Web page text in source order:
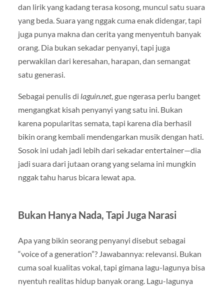
dan lirik yang kadang terasa kosong, muncul satu suara
yang beda. Suara yang nggak cuma enak didengar, tapi
juga punya makna dan cerita yang menyentuh banyak
orang. Dia bukan sekadar penyanyi, tapi juga
perwakilan dari keresahan, harapan, dan semangat
satu generasi.
Sebagai penulis di laguin.net, gue ngerasa perlu banget
mengangkat kisah penyanyi yang satu ini. Bukan
karena popularitas semata, tapi karena dia berhasil
bikin orang kembali mendengarkan musik dengan hati.
Sosok ini udah jadi lebih dari sekadar entertainer—dia
jadi suara dari jutaan orang yang selama ini mungkin
nggak tahu harus bicara lewat apa.
Bukan Hanya Nada, Tapi Juga Narasi
Apa yang bikin seorang penyanyi disebut sebagai
“voice of a generation”? Jawabannya: relevansi. Bukan
cuma soal kualitas vokal, tapi gimana lagu-lagunya bisa
nyentuh realitas hidup banyak orang. Lagu-lagunya